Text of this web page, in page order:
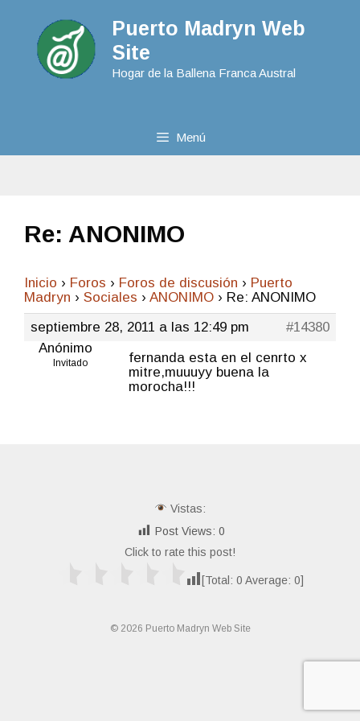
Puerto Madryn Web
Site
Hogar de la Ballena Franca Austral
Menú
Re: ANONIMO
Inicio › Foros › Foros de discusión › Puerto
Madryn › Sociales › ANONIMO › Re: ANONIMO
septiembre 28, 2011 a las 12:49 pm
#14380
Anónimo
Invitado
fernanda esta en el cenrto x
mitre,muuuyy buena la
morocha!!!
Vistas:
Post Views: 0
Click to rate this post!
[Total: 0 Average: 0]
© 2026 Puerto Madryn Web Site